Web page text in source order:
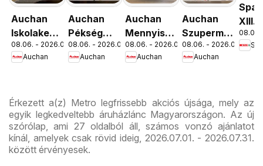
Auchan
Iskolakezdés
ajánlatok
08.06. - 2026.08.19.
Auchan
Auchan
Pékség
ajánlataink
08.06. - 2026.08.12.
Auchan
Auchan
Mennyiségi
kedvezmény
ajánlataink
08.06. - 2026.08.19.
Auchan
Auchan
Szupermarket
akciós
újság
08.06. - 2026.08.12.
Auchan
Spar
XIII.
út
08.06.
Érkezett a(z) Metro legfrissebb akciós újsága, mely az
egyik legkedveltebb áruházlánc Magyarországon. Az új
szórólap, ami 27 oldalból áll, számos vonzó ajánlatot
kínál, amelyek csak rövid ideig, 2026.07.01. - 2026.07.31.
között érvényesek.